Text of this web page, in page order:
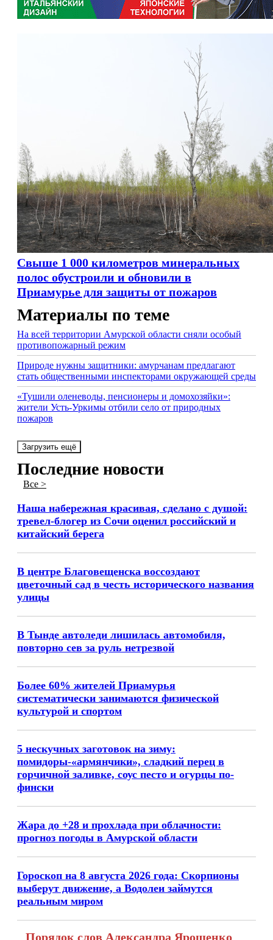
Свыше 1 000 километров минеральных
полос обустроили и обновили в
Приамурье для защиты от пожаров
Материалы по теме
На всей территории Амурской области сняли особый
противопoжарный режим
Природе нужны защитники: амурчанам предлагают
стать общественными инспекторами окружающей среды
«Тушили оленеводы, пенсионеры и домохозяйки»:
жители Усть-Уркимы отбили село от природных
пожаров
Загрузить ещё
Последние новости
Все >
Наша набережная красивая, сделано с душой:
тревел-блогер из Сочи оценил российский и
китайский берега
В центре Благовещенска воссоздают
цветочный сад в честь исторического названия
улицы
В Тынде автоледи лишилась автомобиля,
повторно сев за руль нетрезвой
Более 60% жителей Приамурья
систематически занимаются физической
культурой и спортом
5 нескучных заготовок на зиму:
помидоры-«армянчики», сладкий перец в
горчичной заливке, соус песто и огурцы по-
фински
Жара до +28 и прохлада при облачности:
прогноз погоды в Амурской области
Гороскоп на 8 августа 2026 года: Скорпионы
выберут движение, а Водолеи займутся
реальным миром
Порядок слов Александра Ярошенко